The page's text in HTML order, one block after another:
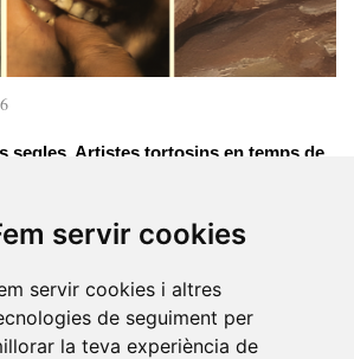
servir cookies
servir cookies i altres
de seguiment per
la teva experiència de
segles. Artistes tortosins en temps de
es van donar les condicions
permetre la formació del món artístic
de la demanda va permetre l’aparició de les